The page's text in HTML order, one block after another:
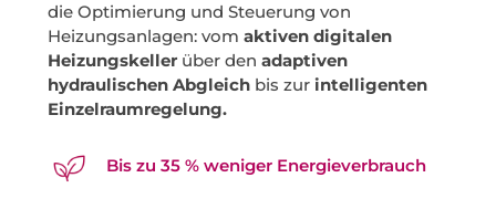
die Optimierung und Steuerung von
Heizungsanlagen: vomaktiven digitalen
Heizungskeller über denadaptiven
hydraulischen Abgleich bis zurintelligenten
Einzelraumregelung.
Bis zu 35 % weniger Energieverbrauch